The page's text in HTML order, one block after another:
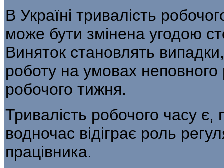
В Україні тривалість
може бути змінена угодою
Виняток становлять
роботу на умовах
робочого тижня.
Тривалість робочого часу є,
водночас відіграє роль
працівника.